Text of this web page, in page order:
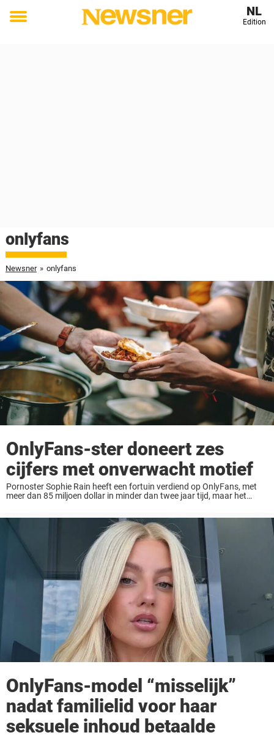
Toggle
NL
Edition
onlyfans
Newsner » onlyfans
OnlyFans-ster doneert zes
cijfers met onverwacht motief
Pornoster Sophie Rain heeft een fortuin verdiend op OnlyFans, met
meer dan 85 miljoen dollar in minder dan twee jaar tijd, maar het
OnlyFans-model “misselijk”
nadat familielid voor haar
seksuele inhoud betaalde